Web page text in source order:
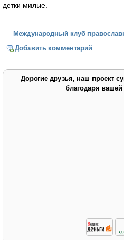
детки милые.
Международный клуб
Добавить комментарий
Дорогие друзья, наш проект
благодаря